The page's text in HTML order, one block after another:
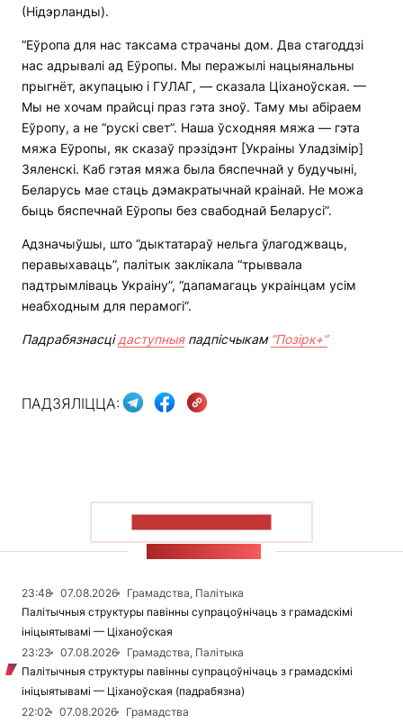
(Нідэрланды).
“Еўропа для нас таксама страчаны дом. Два стагоддзі
нас адрывалі ад Еўропы. Мы перажылі нацыянальны
прыгнёт, акупацыю і ГУЛАГ, — сказала Ціханоўская. —
Мы не хочам прайсці праз гэта зноў. Таму мы абіраем
Еўропу, а не “рускі свет”. Наша ўсходняя мяжа — гэта
мяжа Еўропы, як сказаў прэзідэнт [Украіны Уладзімір]
Зяленскі. Каб гэтая мяжа была бяспечнай у будучыні,
Беларусь мае стаць дэмакратычнай краінай. Не можа
быць бяспечнай Еўропы без свабоднай Беларусі”.
Адзначыўшы, што “дыктатараў нельга ўлагоджваць,
перавыхаваць”, палітык заклікала “трыввала
падтрымліваць Украіну”, “дапамагаць украінцам усім
неабходным для перамогі”.
Падрабязнасцідаступныяпадпісчыкам “Позірк+”
ПАДЗЯЛІЦЦА:
23:48 07.08.2026
Грамадства, Палітыка
Палітычныя структуры павінны супрацоўнічаць з грамадскімі
ініцыятывамі — Ціханоўская
23:23
07.08.2026
Грамадства, Палітыка
Палітычныя структуры павінны супрацоўнічаць з грамадскімі
ініцыятывамі — Ціханоўская (падрабязна)
22:02
07.08.2026
Грамадства